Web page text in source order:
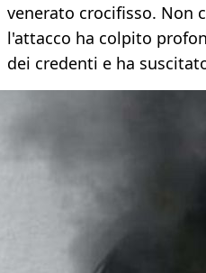
venerato crocifisso. Non
l'attacco ha colpito
dei credenti e ha